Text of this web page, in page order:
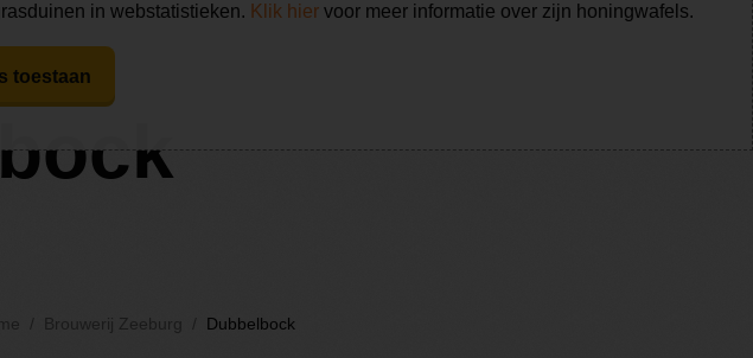
Brouwerij Zeeburg Dubbelbock
in webstatistieken. Klik hier voor meer informatie over zijn honingwafels.
toestaan